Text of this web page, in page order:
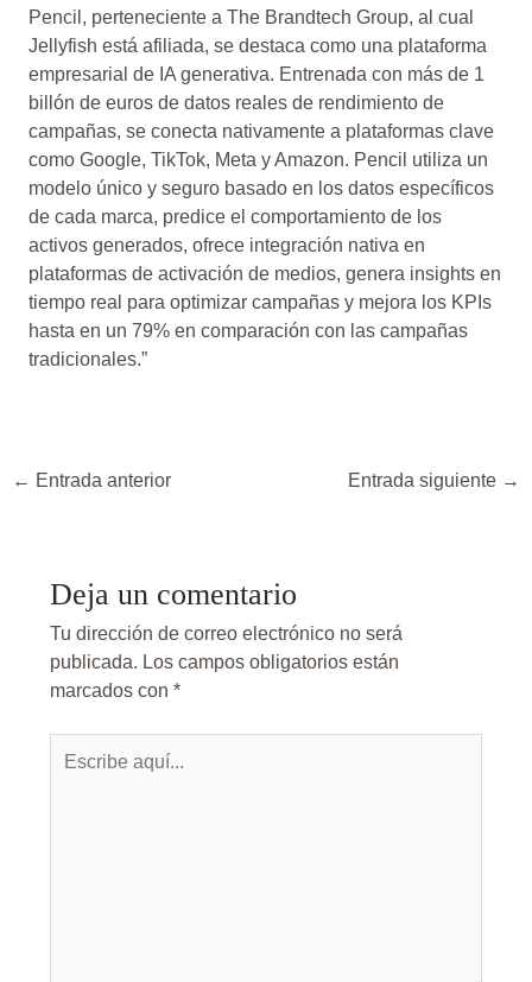
Pencil, perteneciente a The Brandtech Group, al cual
Jellyfish está afiliada, se destaca como una plataforma
empresarial de IA generativa. Entrenada con más de 1
billón de euros de datos reales de rendimiento de
campañas, se conecta nativamente a plataformas clave
como Google, TikTok, Meta y Amazon. Pencil utiliza un
modelo único y seguro basado en los datos específicos
de cada marca, predice el comportamiento de los
activos generados, ofrece integración nativa en
plataformas de activación de medios, genera insights en
tiempo real para optimizar campañas y mejora los KPIs
hasta en un 79% en comparación con las campañas
tradicionales.”
← Entrada anterior Entrada siguiente →
Deja un comentario
Tu dirección de correo electrónico no será
publicada. Los campos obligatorios están
marcados con *
aquí...